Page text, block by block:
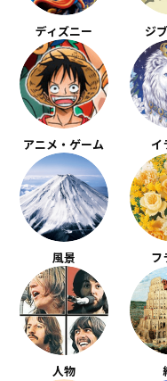
ディズニー ジ
アニメ・ゲーム イ
風景 フ
人物